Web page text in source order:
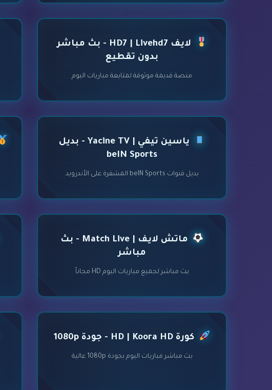
لايف HD7 | Livehd7 - بث مباشر
بدون تقطيع
منصة قديمة موثوقة لمتابعة مباريات اليوم
ياسين تيفي | Yacine TV - بديل
beIN Sports
بديل قنوات beIN Sports المشفرة على الأندرويد
ماتش لايف | Match Live - بث
مباشر
بث مباشر لجميع مباريات اليوم HD مجاناً
كورة HD | Koora HD - جودة 1080p
بث مباشر مباريات اليوم بجودة 1080p عالية